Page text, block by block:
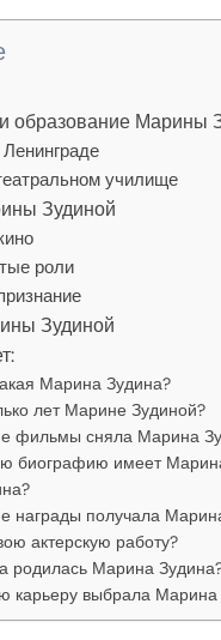
образование Марины
училище
Зудиной
роли
Зудиной
Марина Зудина?
лет Марине Зудиной?
фильмы сняла Марина
биографию имеет
награды получала
актерскую работу?
родилась Марина
карьеру выбрала Марина